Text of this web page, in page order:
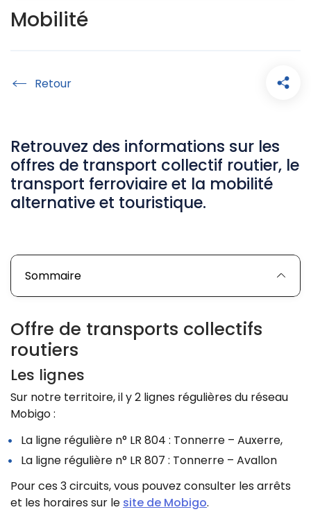
Mobilité
Accueil
Retrouvez des informations sur les
offres de transport collectif routier, le
transport ferroviaire et la mobilité
alternative et touristique.
Sommaire
Offre de transports collectifs
routiers
Les lignes
Sur notre territoire, il y 2 lignes régulières du réseau
Mobigo :
La ligne régulière n° LR 804 : Tonnerre – Auxerre,
La ligne régulière n° LR 807 : Tonnerre – Avallon
Pour ces 3 circuits, vous pouvez consulter les arrêts
et les horaires sur le site de Mobigo.